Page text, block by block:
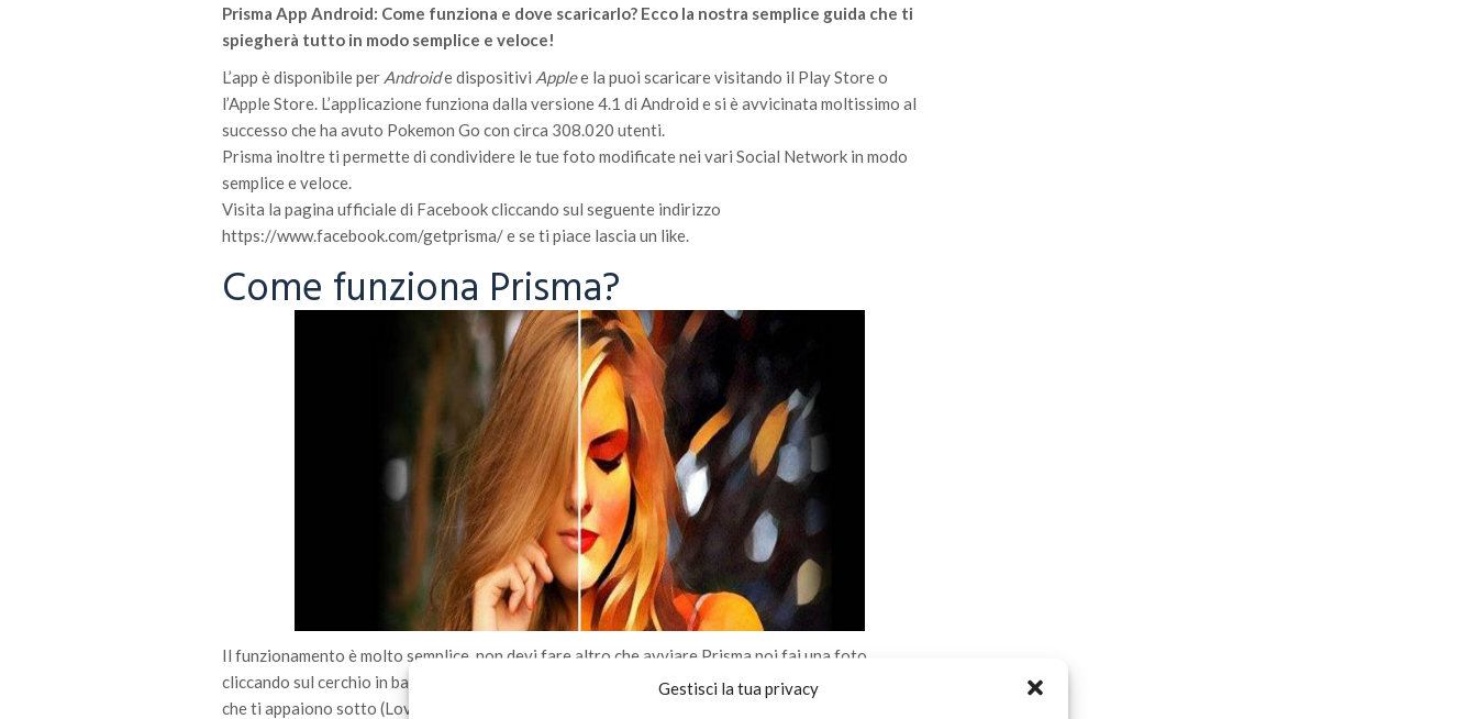
Gestisci la tua privacy
Prisma App Android: Come funziona e dove scaricarlo? Ecco la nostra semplice guida che ti
spiegherà tutto in modo semplice e veloce!
L’app è disponibile per Androide dispositivi Applee la puoi scaricare visitando il Play Store o
l’Apple Store. L’applicazione funziona dalla versione 4.1 di Android e si è avvicinata moltissimo al
successo che ha avuto Pokemon Go con circa 308.020 utenti.
Prisma inoltre ti permette di condividere le tue foto modificate nei vari Social Network in modo
semplice e veloce.
Visita la pagina ufficiale di Facebook cliccando sul seguente indirizzo
https://www.facebook.com/getprisma/ e se ti piace lascia un like.
Come funziona Prisma?
Il funzionamento è molto semplice, non devi fare altro che avviare Prisma poi fai una foto
cliccando sul cerchio in basso e adesso ti puoi divertire ad applicare i filtri scegliendo i vari effetti
che ti appaiono sotto (Love, Urban,Mononoke, Illegal Beauty,The Scream, We can do it! e molti